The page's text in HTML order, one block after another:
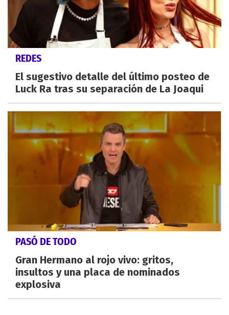
REDES
El sugestivo detalle del último posteo de
Luck Ra tras su separación de La Joaqui
PASÓ DE TODO
Gran Hermano al rojo vivo: gritos,
insultos y una placa de nominados
explosiva